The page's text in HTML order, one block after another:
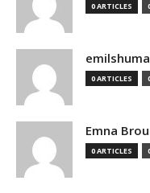
0 ARTICLES
0 ARTICLES
Emna
0 ARTICLES